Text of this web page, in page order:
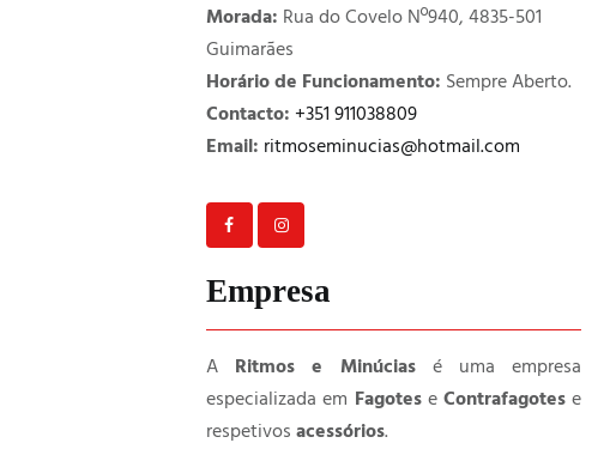
Morada: Rua do Covelo Nº940, 4835-501
Guimarães
Horário de Funcionamento: Sempre Aberto.
Contacto: +351 911038809
Email: ritmoseminucias@hotmail.com
Empresa
A Ritmos e Minúciasé uma empresa
especializada em FagoteseContrafagotese
respetivosacessórios.